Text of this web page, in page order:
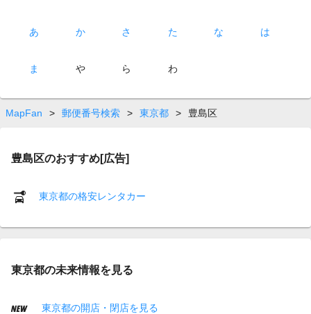
あ か さ た な は
ま や ら わ
MapFan > 郵便番号検索 > 東京都 > 豊島区
豊島区のおすすめ[広告]
東京都の格安レンタカー
東京都の未来情報を見る
東京都の開店・閉店を見る